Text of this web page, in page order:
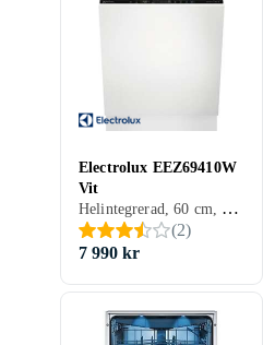
Electrolux EEZ69410W
Vit
Helintegrerad, 60 cm, 42 dB, C
(2)
7 990 kr